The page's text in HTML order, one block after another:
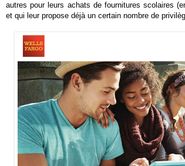
autres pour leurs achats de fournitures scolaires
et qui leur propose déjà un certain nombre de